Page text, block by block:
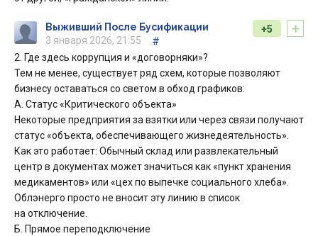
+
+5
Выживший После Бусификации
3 января 2026, 21:55
#
2. Где здесь коррупция и «договорняки»?
Тем не менее, существует ряд схем, которые позволяют
бизнесу оставаться со светом в обход графиков:
А. Статус «Критического объекта»
Некоторые предприятия за взятки или через связи получают
статус «объекта, обеспечивающего жизнедеятельность».
Как это работает: Обычный склад или развлекательный
центр в документах может значиться как «пункт хранения
медикаментов» или «цех по выпечке социального хлеба».
Облэнерго просто не вносит эту линию в список
на отключение.
Б. Прямое переподключение